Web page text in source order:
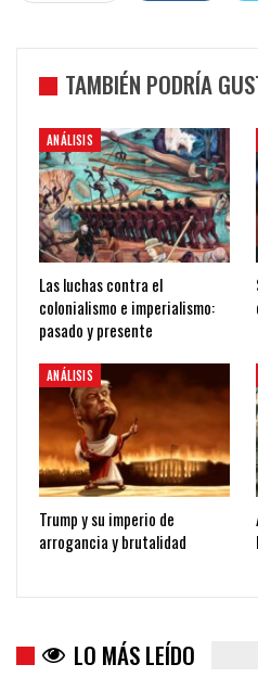
TAMBIÉN PODRÍA
ANÁLISIS
Las luchas contra el
colonialismo e imperialismo:
pasado y presente
ANÁLISIS
Trump y su imperio de
arrogancia y brutalidad
LO MÁS LEÍDO